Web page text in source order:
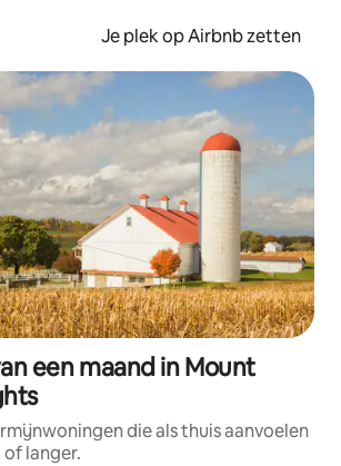
Je plek op Airbnb zetten
een maand in Mount
die als thuis aanvoelen
langer.